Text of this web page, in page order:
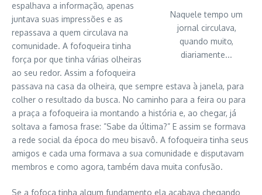
Naquele tempo um
jornal circulava,
quando muito,
diariamente...
espalhava a informação, apenas
juntava suas impressões e as
repassava a quem circulava na
comunidade. A fofoqueira tinha
força por que tinha várias olheiras
ao seu redor. Assim a fofoqueira
passava na casa da olheira, que sempre estava à janela, para
colher o resultado da busca. No caminho para a feira ou para
a praça a fofoqueira ia montando a história e, ao chegar, já
soltava a famosa frase: ”Sabe da última?” E assim se formava
a rede social da época do meu bisavô. A fofoqueira tinha seus
amigos e cada uma formava a sua comunidade e disputavam
membros e como agora, também dava muita confusão.
Se a fofoca tinha algum fundamento ela acabava chegando